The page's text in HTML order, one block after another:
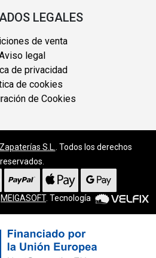
LEGALES
de venta
legal
de privacidad
de cookies
de Cookies
S.L.
. Todos los derechos
reservados.
MEIGASOFT. Tecnología